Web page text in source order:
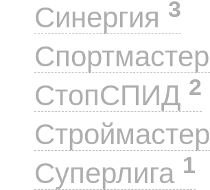
Синергия 3
Спортмастер
СтопСПИД 2
Строймастер
Суперлига 1